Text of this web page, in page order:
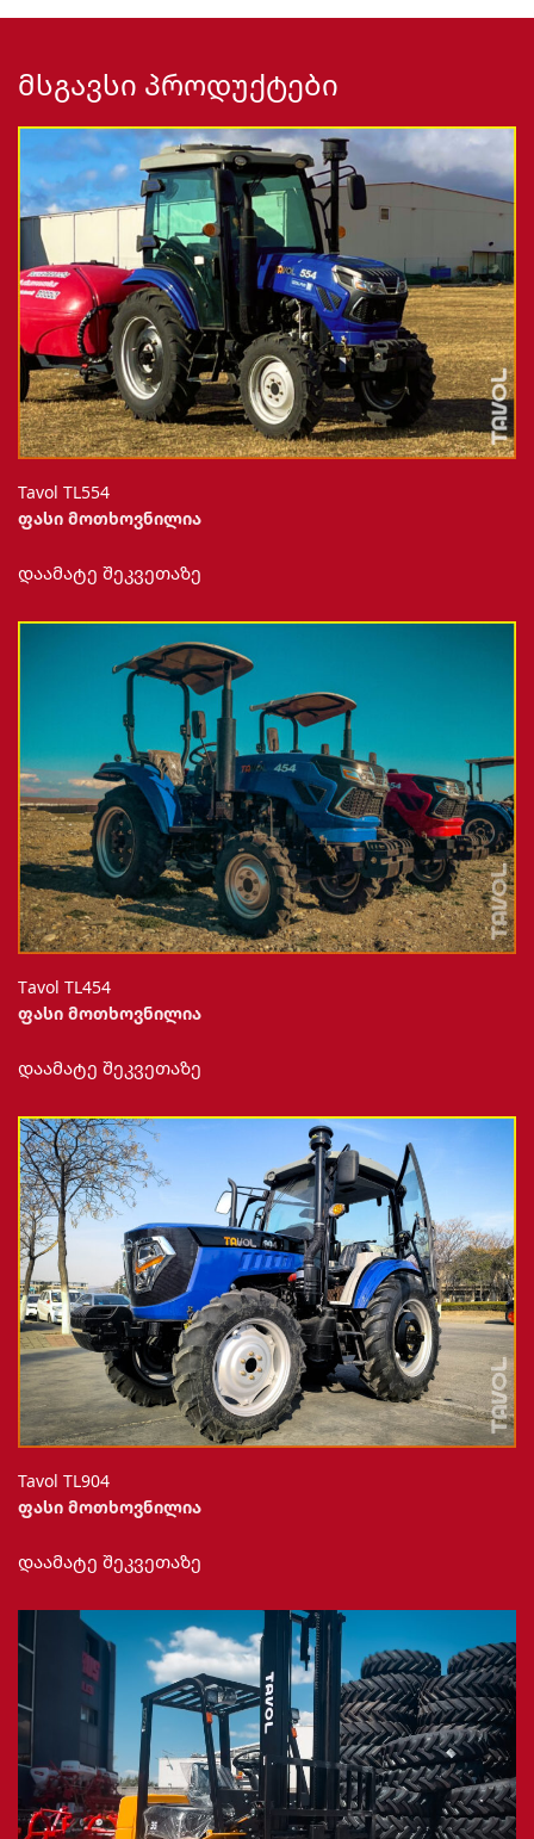
ᲛᲡᲒᲐᲕᲡᲘ ᲞᲠᲝᲓᲣᲥᲢᲔᲑᲘ
Tavol TL554
ფასი მოთხოვნილია
დაამატე შეკვეთაზე
Тavol TL454
ფასი მოთხოვნილია
დაამატე შეკვეთაზე
Tavol TL904
ფასი მოთხოვნილია
დაამატე შეკვეთაზე